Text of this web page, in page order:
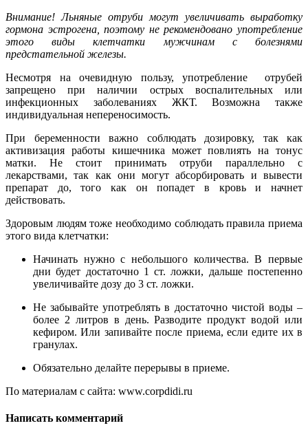
Внимание! Льняные отруби могут увеличивать выработку
гормона эстрогена, поэтому не рекомендовано употребление
этого виды клетчатки мужчинам с болезнями
предстательной железы.
Несмотря на очевидную пользу, употребление отрубей
запрещено при наличии острых воспалительных или
инфекционных заболеваниях ЖКТ. Возможна также
индивидуальная непереносимость.
При беременности важно соблюдать дозировку, так как
активизация работы кишечника может повлиять на тонус
матки. Не стоит принимать отруби параллельно с
лекарствами, так как они могут абсорбировать и вывести
препарат до, того как он попадет в кровь и начнет
действовать.
Здоровым людям тоже необходимо соблюдать правила приема
этого вида клетчатки:
Начинать нужно с небольшого количества. В первые
дни будет достаточно 1 ст. ложки, дальше постепенно
увеличивайте дозу до 3 ст. ложки.
Не забывайте употреблять в достаточно чистой воды –
более 2 литров в день. Разводите продукт водой или
кефиром. Или запивайте после приема, если едите их в
гранулах.
Обязательно делайте перерывы в приеме.
По материалам с сайта: www.corpdidi.ru
Написать комментарий